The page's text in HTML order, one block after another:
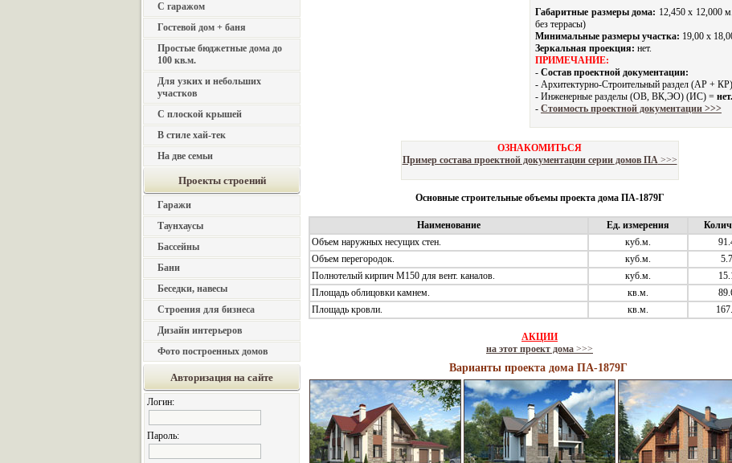
С гаражом
Гостевой дом + баня
Простые бюджетные дома до
100 кв.м.
Для узких и небольших
участков
С плоской крышей
В стиле хай-тек
На две семьи
Проекты строений
Гаражи
Таунхаусы
Бассейны
Бани
Беседки, навесы
Строения для бизнеса
Дизайн интерьеров
Фото построенных домов
Авторизация на сайте
Логин:
Пароль:
Габаритные размеры дома: 12,450 х 12,000
без террасы)
Минимальные размеры участка: 19,00 x
Зеркальная проекция: нет.
ПРИМЕЧАНИЕ:
- Состав проектной документации:
- Архитектурно-Строительный раздел (АР +
- Инженерные разделы (ОВ, ВК,ЭО) (ИС) = нет.
- Стоимость проектной документации >>>
ОЗНАКОМИТЬСЯ
Пример состава проектной документации серии домов ПА>>>
Основные строительные объемы проекта дома ПА-1879Г
Наименование Ед. измерения
Объем наружных несущих стен.
куб.м.
Объем перегородок.
куб.м.
Полнотелый кирпич М150 для вент. каналов.
куб.м.
Площадь облицовки камнем.
кв.м.
Площадь кровли.
кв.м.
АКЦИИ
на этот проект дома >>>
Варианты проекта дома ПА-1879Г